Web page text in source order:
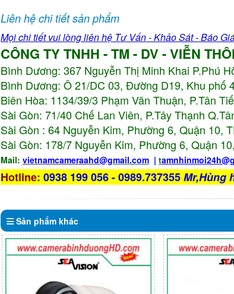
Liên hệ chi tiết sản phẩm
Mọi chi tiết vui lòng liên hệ Tư Vấn - Khảo Sát - Báo
CÔNG TY TNHH - TM - DV - VIỄN
Bình Dương: 367 Nguyễn Thị Minh Khai P.Phú
Bình Dương: Ô 21/DC 03, Đường D19, Khu phố
Biên Hòa: 1134/39/3 Phạm Văn Thuận, P.Tân
Sài Gòn: 71/40 Chế Lan Viên, P.Tây Thạnh
Sài Gòn : 64 Nguyễn Kim, Phường 6, Quận 10,
Sài Gòn: 178/7 Nguyễn Kim, Phường 6, Quận 10,
Mail: vietnamcameraahd@gmail.com | t
Hotline: 0938 199 056 - 0989.737355Mr,Hùng
Sản phẩm khác